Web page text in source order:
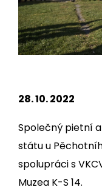
28. 10. 2022
Společný pietní
státu u
spolupráci s
Muzea K-S 14.